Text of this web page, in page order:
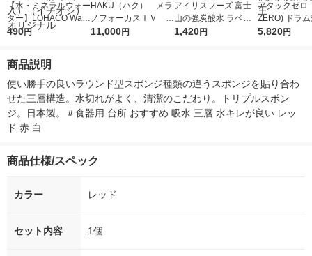
【水・ミネラルウォー
ター】LOHACO Wate
r（ロハコウォータ
シ） オリジナル
490円
HAKU（ハク） メラ
ノフォーカスＩＶ 4
5ｇ 資生堂 おまけ
11,000円
アイリスフーズ 富士
山の強炭酸水 ラベル
レス 500ml 1箱（24
1,420円
アタックゼロ
ZERO) ドラ
詰め替え メガ
5,820円
商品説明
使い勝手の良いラウンド型スポンジ種類の違うスポンジを貼り合わ
せた三層構造。水切れがよく、清潔のこだわり。トリプルスポン
ジ。日本製。＃食器用 台所 おすすめ 吸水 三層 水キレが良い レッ
ド 赤 白
商品仕様/スペック
カラー レッド
セット内容 1個